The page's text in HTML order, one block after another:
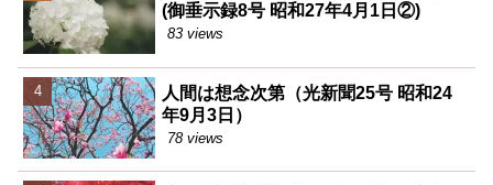
(御垂示録8号 昭和27年4月1日②)
83 views
人間は想念次第（光新聞25号 昭和24
年9月3日）
78 views